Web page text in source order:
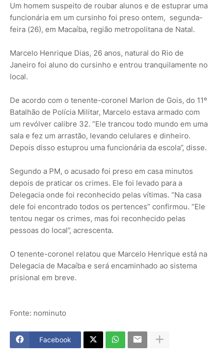
Um homem suspeito de roubar alunos e de estuprar uma
funcionária em um cursinho foi preso ontem, segunda-
feira (26), em Macaíba, região metropolitana de Natal.
Marcelo Henrique Dias, 26 anos, natural do Rio de
Janeiro foi aluno do cursinho e entrou tranquilamente no
local.
De acordo com o tenente-coronel Marlon de Gois, do 11º
Batalhão de Polícia Militar, Marcelo estava armado com
um revólver calibre 32. “Ele trancou todo mundo em uma
sala e fez um arrastão, levando celulares e dinheiro.
Depois disso estuprou uma funcionária da escola”, disse.
Segundo a PM, o acusado foi preso em casa minutos
depois de praticar os crimes. Ele foi levado para a
Delegacia onde foi reconhecido pelas vítimas. “Na casa
dele foi encontrado todos os pertences” confirmou. “Ele
tentou negar os crimes, mas foi reconhecido pelas
pessoas do local”, acrescenta.
O tenente-coronel relatou que Marcelo Henrique está na
Delegacia de Macaíba e será encaminhado ao sistema
prisional em breve.
Fonte: nominuto
Facebook